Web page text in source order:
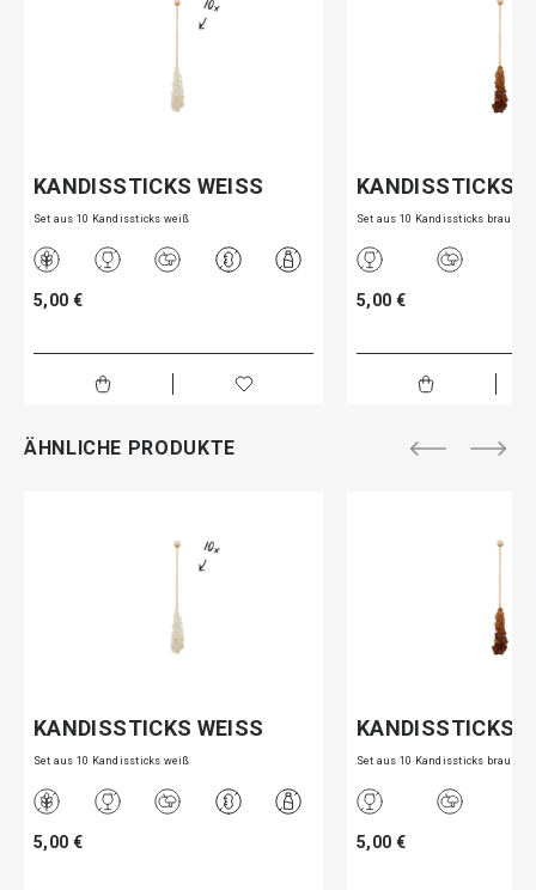
KANDISSTICKS WEISS
Set aus 10 Kandissticks weiß
5,00 €
KANDISSTICKS
Set aus 10 Kandissticks braun
5,00 €
ÄHNLICHE PRODUKTE
KANDISSTICKS WEISS
Set aus 10 Kandissticks weiß
5,00 €
KANDISSTICKS
Set aus 10 Kandissticks braun
5,00 €